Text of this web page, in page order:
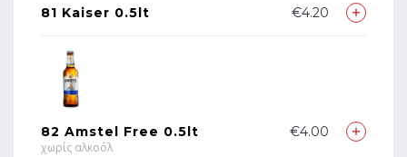
81 Kaiser 0.5lt €4.20
82 Amstel Free 0.5lt
χωρίς αλκοόλ
€4.00